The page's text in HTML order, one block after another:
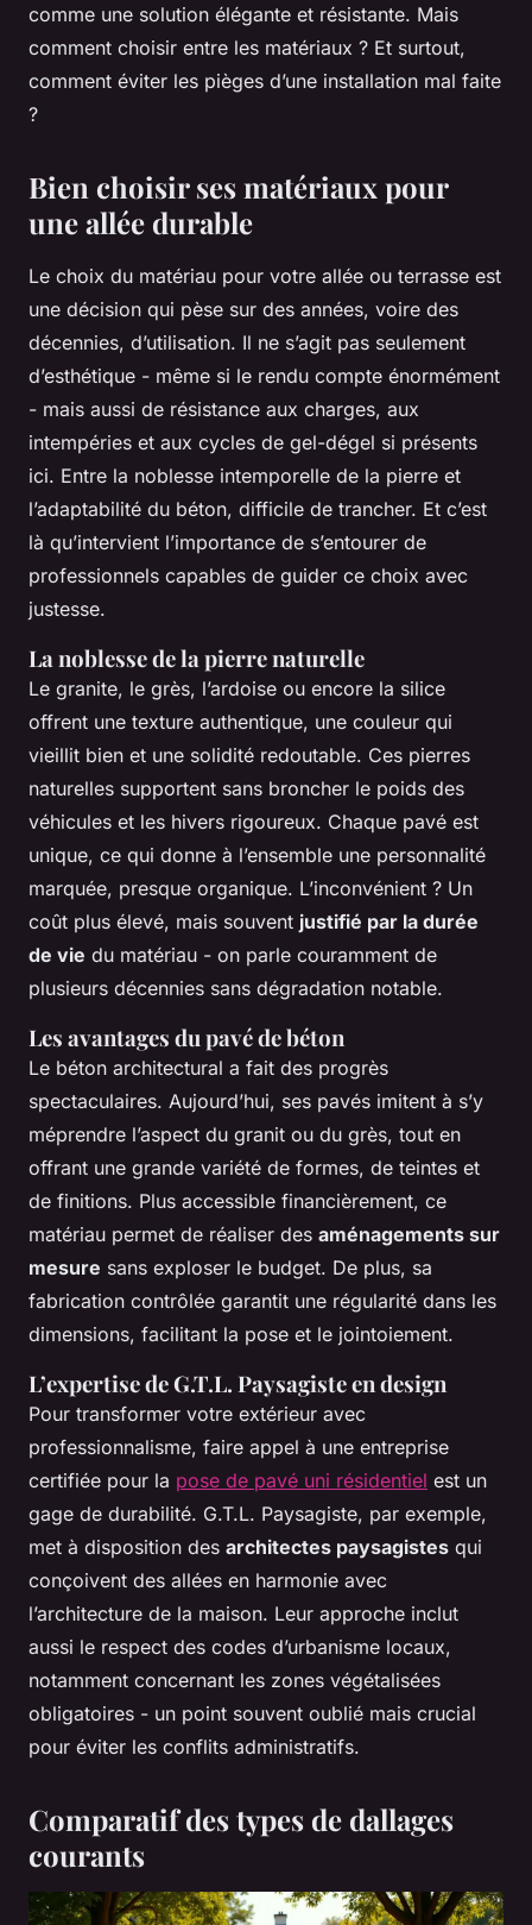
comme une solution élégante et résistante. Mais
comment choisir entre les matériaux ? Et surtout,
comment éviter les pièges d’une installation mal faite
?
Bien choisir ses matériaux pour
une allée durable
Le choix du matériau pour votre allée ou terrasse est
une décision qui pèse sur des années, voire des
décennies, d’utilisation. Il ne s’agit pas seulement
d’esthétique - même si le rendu compte énormément
- mais aussi de résistance aux charges, aux
intempéries et aux cycles de gel-dégel si présents
ici. Entre la noblesse intemporelle de la pierre et
l’adaptabilité du béton, difficile de trancher. Et c’est
là qu’intervient l’importance de s’entourer de
professionnels capables de guider ce choix avec
justesse.
La noblesse de la pierre naturelle
Le granite, le grès, l’ardoise ou encore la silice
offrent une texture authentique, une couleur qui
vieillit bien et une solidité redoutable. Ces pierres
naturelles supportent sans broncher le poids des
véhicules et les hivers rigoureux. Chaque pavé est
unique, ce qui donne à l’ensemble une personnalité
marquée, presque organique. L’inconvénient ? Un
coût plus élevé, mais souvent justifié par la durée
de vie du matériau - on parle couramment de
plusieurs décennies sans dégradation notable.
Les avantages du pavé de béton
Le béton architectural a fait des progrès
spectaculaires. Aujourd’hui, ses pavés imitent à s’y
méprendre l’aspect du granit ou du grès, tout en
offrant une grande variété de formes, de teintes et
de finitions. Plus accessible financièrement, ce
matériau permet de réaliser des aménagements sur
mesure sans exploser le budget. De plus, sa
fabrication contrôlée garantit une régularité dans les
dimensions, facilitant la pose et le jointoiement.
L’expertise de G.T.L. Paysagiste en design
Pour transformer votre extérieur avec
professionnalisme, faire appel à une entreprise
certifiée pour la pose de pavé uni résidentiel est un
gage de durabilité. G.T.L. Paysagiste, par exemple,
met à disposition des architectes paysagistes qui
conçoivent des allées en harmonie avec
l’architecture de la maison. Leur approche inclut
aussi le respect des codes d’urbanisme locaux,
notamment concernant les zones végétalisées
obligatoires - un point souvent oublié mais crucial
pour éviter les conflits administratifs.
Comparatif des types de dallages
courants